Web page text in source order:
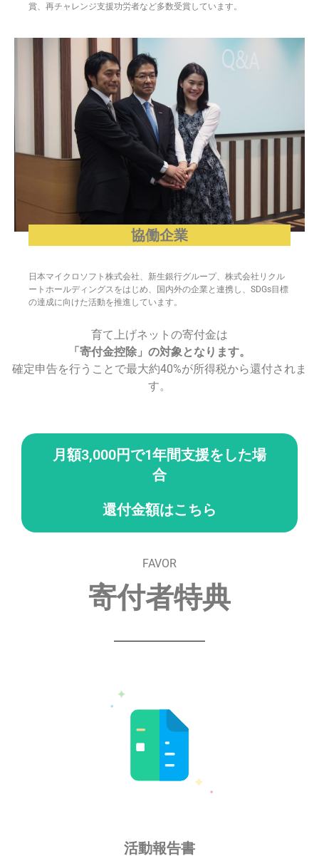
賞、再チャレンジ支援功労者など多数受賞しています。
協働企業
日本マイクロソフト株式会社、新生銀行グループ、株式会社リクル
ートホールディングスをはじめ、国内外の企業と連携し、SDGs目標
の達成に向けた活動を推進しています。
育て上げネットの寄付金は
「寄付金控除」の対象となります。
確定申告を行うことで最大約40%が所得税から還付されま
す。
月額3,000円で1年間支援をした場
合
還付金額はこちら
還付額＝最大13,600円
累計36,000円の寄付から手数料を引いたうち40%
ます）
FAVOR
寄付者特典
活動報告書